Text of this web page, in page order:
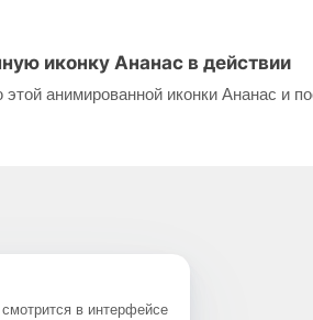
иконку Ананас в действии
анимированной иконки Ананас и
в интерфейсе